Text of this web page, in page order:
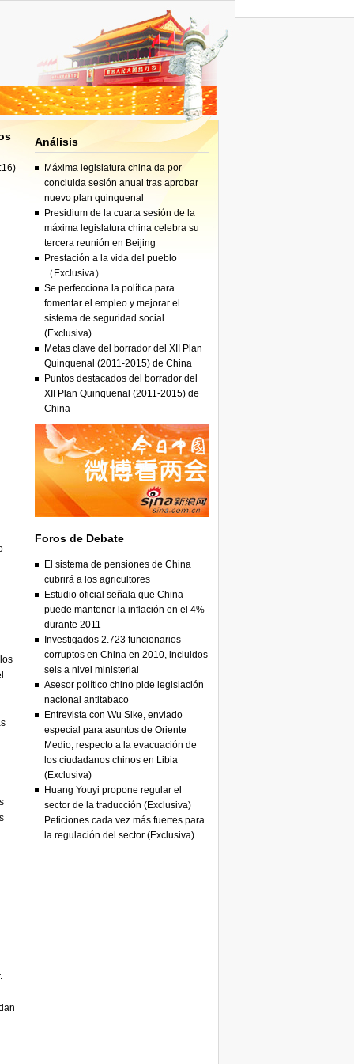
Análisis
Máxima legislatura china da por
concluida sesión anual tras aprobar
nuevo plan quinquenal
Presidium de la cuarta sesión de la
máxima legislatura china celebra su
tercera reunión en Beijing
Prestación a la vida del pueblo
（Exclusiva）
Se perfecciona la política para
fomentar el empleo y mejorar el
sistema de seguridad social
(Exclusiva)
Metas clave del borrador del XII Plan
Quinquenal (2011-2015) de China
Puntos destacados del borrador del
XII Plan Quinquenal (2011-2015) de
China
Foros de Debate
El sistema de pensiones de China
cubrirá a los agricultores
Estudio oficial señala que China
puede mantener la inflación en el 4%
durante 2011
Investigados 2.723 funcionarios
corruptos en China en 2010, incluidos
seis a nivel ministerial
Asesor político chino pide legislación
nacional antitabaco
Entrevista con Wu Sike, enviado
especial para asuntos de Oriente
Medio, respecto a la evacuación de
los ciudadanos chinos en Libia
(Exclusiva)
Huang Youyi propone regular el
sector de la traducción (Exclusiva)
Peticiones cada vez más fuertes para
la regulación del sector (Exclusiva)